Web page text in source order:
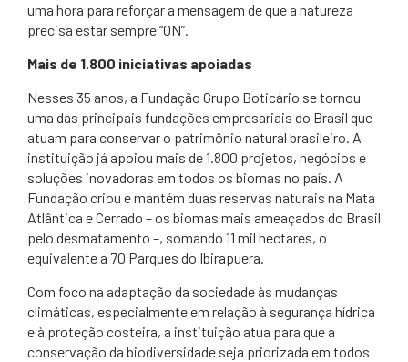
uma hora para reforçar a mensagem de que a natureza
precisa estar sempre “ON”.
Mais de 1.800 iniciativas apoiadas
Nesses 35 anos, a Fundação Grupo Boticário se tornou
uma das principais fundações empresariais do Brasil que
atuam para conservar o patrimônio natural brasileiro. A
instituição já apoiou mais de 1.800 projetos, negócios e
soluções inovadoras em todos os biomas no país. A
Fundação criou e mantém duas reservas naturais na Mata
Atlântica e Cerrado – os biomas mais ameaçados do Brasil
pelo desmatamento –, somando 11 mil hectares, o
equivalente a 70 Parques do Ibirapuera.
Com foco na adaptação da sociedade às mudanças
climáticas, especialmente em relação à segurança hídrica
e à proteção costeira, a instituição atua para que a
conservação da biodiversidade seja priorizada em todos